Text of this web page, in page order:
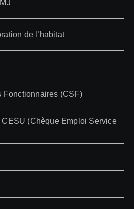
de l’habitat
Fonctionnaires (CSF)
(Chèque Emploi Service